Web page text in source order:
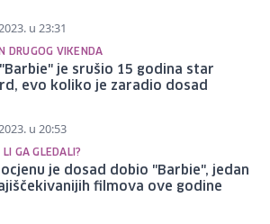
u 23:31
DRUGOG VIKENDA
"Barbie" je srušio 15 godina star
evo koliko je zaradio dosad
u 20:53
LI GA GLEDALI?
ocjenu je dosad dobio "Barbie", jedan
filmova ove godine